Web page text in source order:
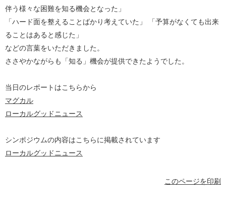
伴う様々な困難を知る機会となった」
「ハード面を整えることばかり考えていた」 「予算がなくても出来
ることはあると感じた」
などの言葉をいただきました。
ささやかながらも「知る」機会が提供できたようでした。
当日のレポートはこちらから
マグカル
ローカルグッドニュース
シンポジウムの内容はこちらに掲載されています
ローカルグッドニュース
このページを印刷